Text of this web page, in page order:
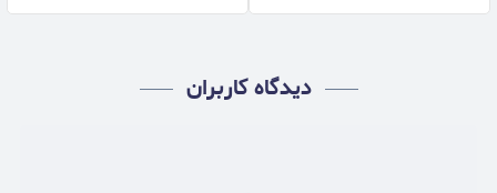
دیدگاه کاربران